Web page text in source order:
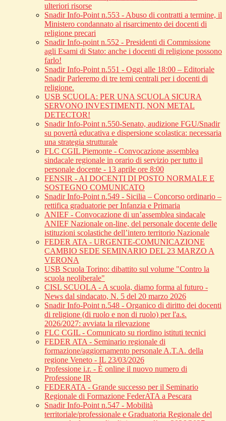
ulteriori risorse
Snadir Info-Point n.553 - Abuso di contratti a termine, il
Ministero condannato al risarcimento dei docenti di
religione precari
Snadir Info-point n.552 - Presidenti di Commissione
agli Esami di Stato: anche i docenti di religione possono
farlo!
Snadir Info-Point n.551 - Oggi alle 18:00 – Editoriale
Snadir Parleremo di tre temi centrali per i docenti di
religione.
USB SCUOLA: PER UNA SCUOLA SICURA
SERVONO INVESTIMENTI, NON METAL
DETECTOR!
Snadir Info-Point n.550-Senato, audizione FGU/Snadir
su povertà educativa e dispersione scolastica: necessaria
una strategia strutturale
FLC CGIL Piemonte - Convocazione assemblea
sindacale regionale in orario di servizio per tutto il
personale docente - 13 aprile ore 8:00
FENSIR - AI DOCENTI DI POSTO NORMALE E
SOSTEGNO COMUNICATO
Snadir Info-Point n.549 - Sicilia – Concorso ordinario –
rettifica graduatorie per Infanzia e Primaria
ANIEF - Convocazione di un’assemblea sindacale
ANIEF Nazionale on-line, del personale docente delle
istituzioni scolastiche dell’intero territorio Nazionale
FEDER ATA - URGENTE-COMUNICAZIONE
CAMBIO SEDE SEMINARIO DEL 23 MARZO A
VERONA
USB Scuola Torino: dibattito sul volume "Contro la
scuola neoliberale"
CISL SCUOLA - A scuola, diamo forma al futuro -
News dal sindacato, N. 5 del 20 marzo 2026
Snadir Info-Point n.548 - Organico di diritto dei docenti
di religione (di ruolo e non di ruolo) per l'a.s.
2026/2027: avviata la rilevazione
FLC CGIL - Comunicato su riordino istituti tecnici
FEDER ATA - Seminario regionale di
formazione/aggiornamento personale A.T.A. della
regione Veneto - IL 23/03/2026
Professione i.r. - È online il nuovo numero di
Professione IR
FEDERATA - Grande successo per il Seminario
Regionale di Formazione FederATA a Pescara
Snadir Info-Point n.547 - Mobilità
territoriale/professionale e Graduatoria Regionale del